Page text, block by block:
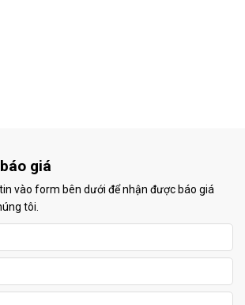
giá
vào form bên dưới để nhận được báo giá
tôi.